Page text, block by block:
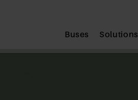
Buses Solutions